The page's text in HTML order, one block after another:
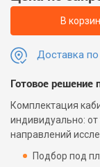
В
Доставка
Готовое решение
Комплектация
индивидуально: от
направлений
Подбор под